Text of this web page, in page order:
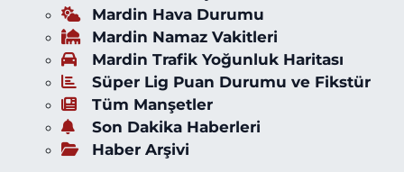
Mardin Hava Durumu
Mardin Namaz Vakitleri
Mardin Trafik Yoğunluk Haritası
Süper Lig Puan Durumu ve Fikstür
Tüm Manşetler
Son Dakika Haberleri
Haber Arşivi